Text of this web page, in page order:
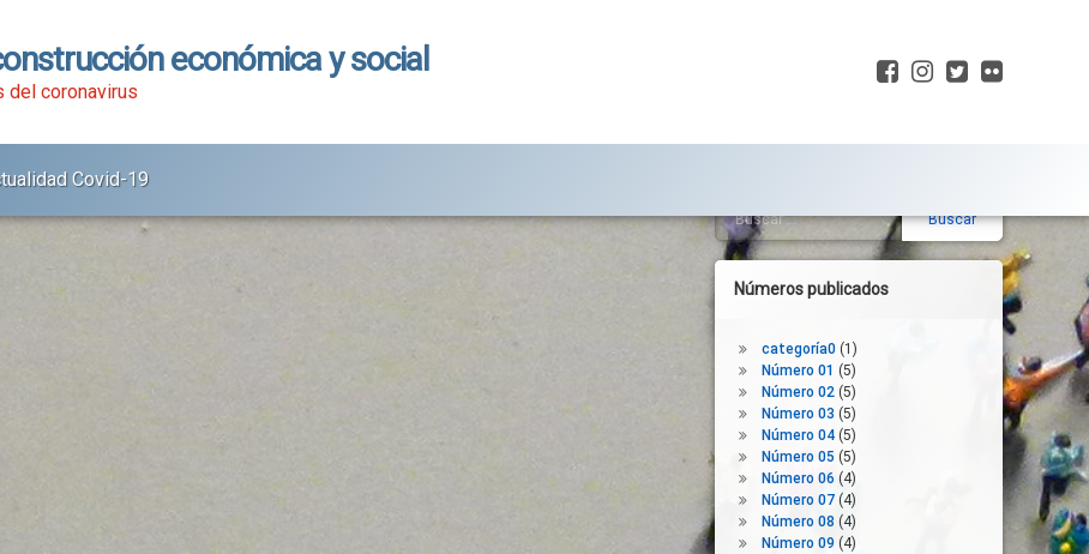
económica y social
del coronavirus
Facebook
Instagram
Twitter
Covid-19
Barra
lateral
derecha
Números publicados
categoría0(1)
Número 01 (5)
Número 02(5)
Número 03 (5)
Número 04(5)
Número 05 (5)
Número 06 (4)
Número 07(4)
Número 08 (4)
Número 09(4)